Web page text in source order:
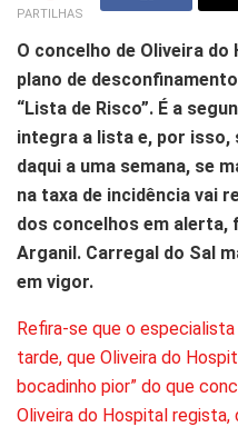
PARTILHAS
O concelho de Oliveira
plano de
“Lista de Risco”. É a
integra a lista e, por isso,
daqui a uma semana, se
na taxa de incidência vai
dos concelhos em alerta,
Arganil. Carregal do Sal
em vigor.
Refira-se que o
tarde, que Oliveira do
bocadinho pior” do que
Oliveira do Hospital